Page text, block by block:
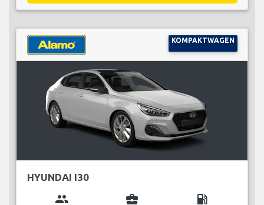
KOMPAKTWAGEN
HYUNDAI I30
group business_center local_gas_station